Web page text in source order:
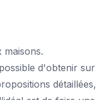
d'obtenir